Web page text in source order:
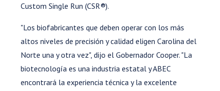
Custom Single Run (CSR®).
"Los biofabricantes que deben operar con los más
altos niveles de precisión y calidad eligen Carolina del
Norte una y otra vez", dijo el Gobernador Cooper. "La
biotecnología es una industria estatal y ABEC
encontrará la experiencia técnica y la excelente